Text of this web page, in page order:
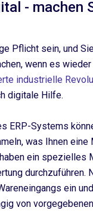
- machen
Pflicht sein, und
wenn es
industrielle
digitale Hilfe.
ERP-Systems
was Ihnen eine
ein spezielles
durchzuführen.
ein
von